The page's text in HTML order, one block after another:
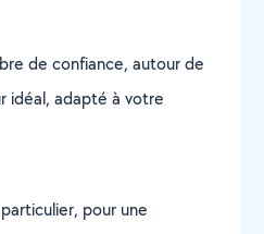
de confiance, autour de
idéal, adapté à votre
pour une